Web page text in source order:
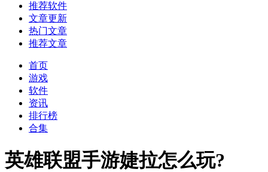
推荐软件
文章更新
热门文章
推荐文章
首页
游戏
软件
资讯
排行榜
合集
英雄联盟手游婕拉怎么玩?